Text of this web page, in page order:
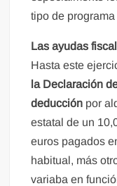
tipo de
Las ayudas
Hasta este
la Declaración
deducción por
estatal de un
euros pagados
habitual, más
variaba en